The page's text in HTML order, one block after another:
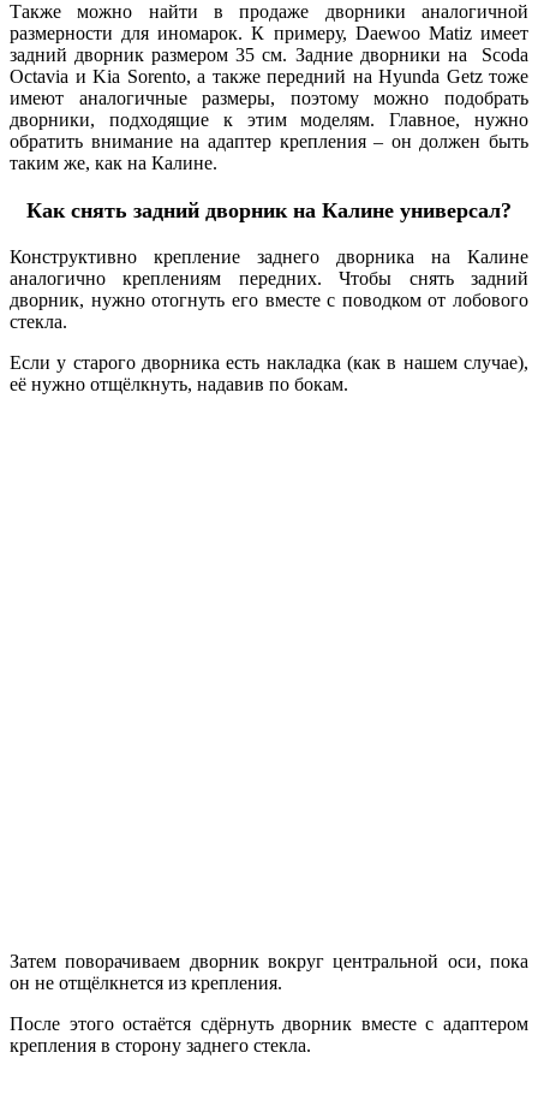
Также можно найти в продаже дворники аналогичной
размерности для иномарок. К примеру, Daewoo Matiz имеет
задний дворник размером 35 см. Задние дворники на Scoda
Octavia и Kia Sorento, а также передний на Hyunda Getz тоже
имеют аналогичные размеры, поэтому можно подобрать
дворники, подходящие к этим моделям. Главное, нужно
обратить внимание на адаптер крепления – он должен быть
таким же, как на Калине.
Как снять задний дворник на Калине универсал?
Конструктивно крепление заднего дворника на Калине
аналогично креплениям передних. Чтобы снять задний
дворник, нужно отогнуть его вместе с поводком от лобового
стекла.
Если у старого дворника есть накладка (как в нашем случае),
её нужно отщёлкнуть, надавив по бокам.
Затем поворачиваем дворник вокруг центральной оси, пока
он не отщёлкнется из крепления.
После этого остаётся сдёрнуть дворник вместе с адаптером
крепления в сторону заднего стекла.